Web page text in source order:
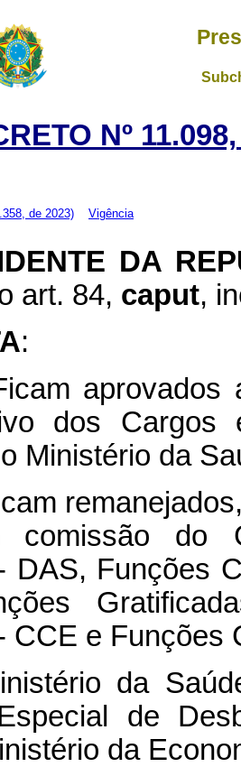
Nº
de 2023) Vigência
DA
art. 84, caput,
:
aprovados
dos
Ministério da
comissão do
DAS, Funções
CCE e Funções
da
de
da